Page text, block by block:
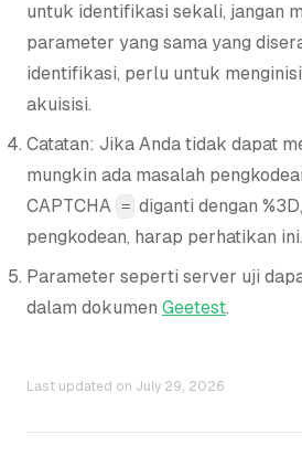
untuk identifikasi sekali, jangan
parameter yang sama yang
identifikasi, perlu untuk
akuisisi.
Catatan: Jika Anda tidak dapat
mungkin ada masalah
CAPTCHA = diganti dengan
pengkodean, harap perhatikan ini.
Parameter seperti server uji
dalam dokumen Geetest.
Last updated on July 29, 2026